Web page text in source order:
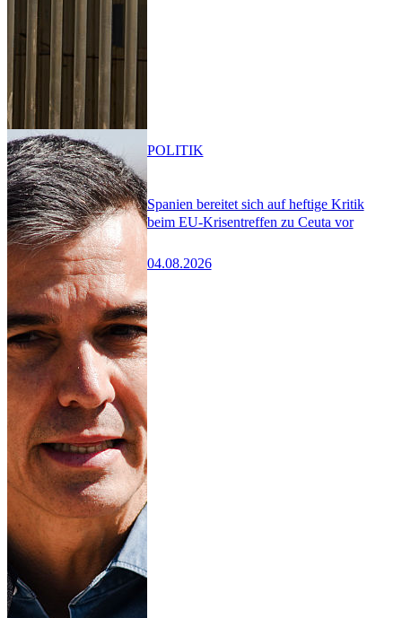
Spanien bereitet sich auf heftige Kritik
beim EU-Krisentreffen zu Ceuta vor
04.08.2026
POLITIK